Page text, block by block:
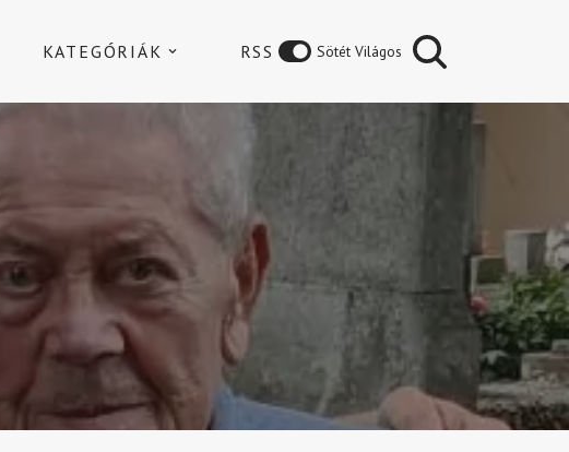
KATEGÓRIÁK RSS Sötét Világos